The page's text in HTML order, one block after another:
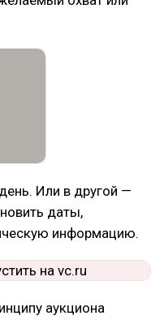
Или в другой —
даты,
информацию.
аукциона